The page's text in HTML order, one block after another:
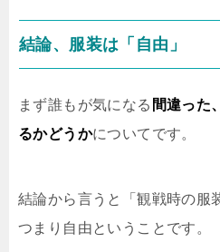
結論、服装は「自由」
まず誰もが気になる 間違った
るかどうかについてです。
結論から言うと「観戦時の服
つまり自由ということです。